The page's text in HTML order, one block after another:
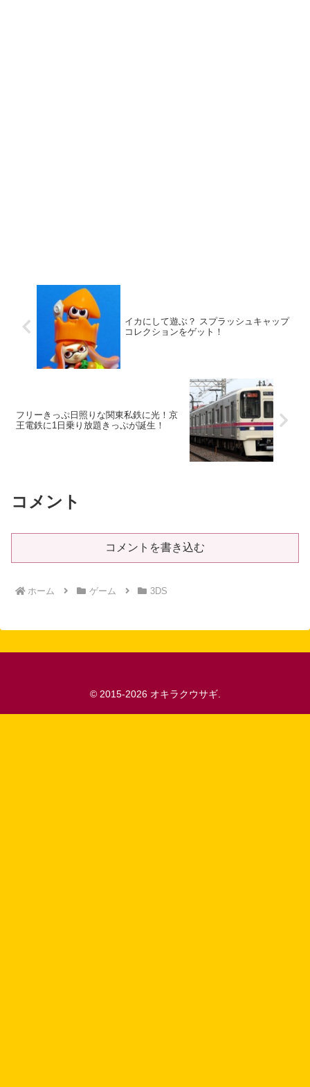
イカにして遊ぶ？ スプラッシュキャップ
コレクションをゲット！
フリーきっぷ日照りな関東私鉄に光！京
王電鉄に1日乗り放題きっぷが誕生！
コメント
コメントを書き込む
ホーム ゲーム 3DS
© 2015-2026 オキラクウサギ.